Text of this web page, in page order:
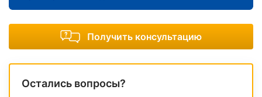
Получить консультацию
Остались вопросы?